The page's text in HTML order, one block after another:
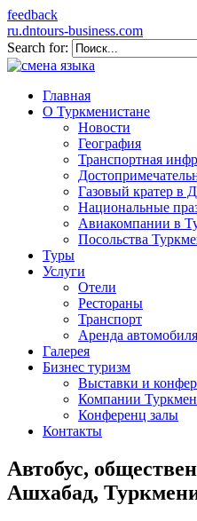
feedback
ru.dntours-business.com
Search for:
Главная
О Туркменистане
Новости
География
Транспортная
Газовый кратер в
Национальные
Авиакомпании в
Посольства
Туры
Услуги
Отели
Рестораны
Транспорт
Аренда автомобиля
Галерея
Бизнес туризм
Выставки и
Компании
Конференц залы
Контакты
Автобус,
Ашхабад,